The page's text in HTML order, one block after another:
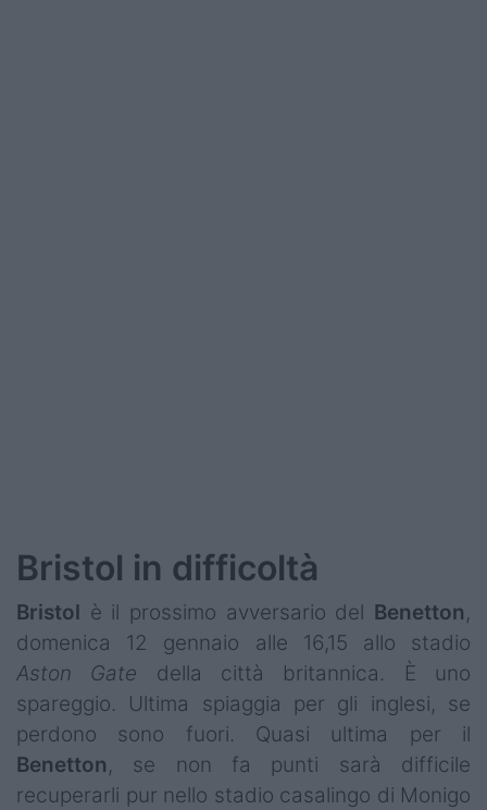
Bristol in difficoltà
Bristol è il prossimo avversario del Benetton,
domenica 12 gennaio alle 16,15 allo stadio
Aston Gate della città britannica. È uno
spareggio. Ultima spiaggia per gli inglesi, se
perdono sono fuori. Quasi ultima per il
Benetton, se non fa punti sarà difficile
recuperarli pur nello stadio casalingo di Monigo